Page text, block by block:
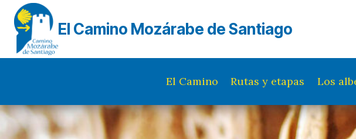
Saltar
contenido
El Camino Mozárabe de Santiago
El Camino Rutas y etapas Los